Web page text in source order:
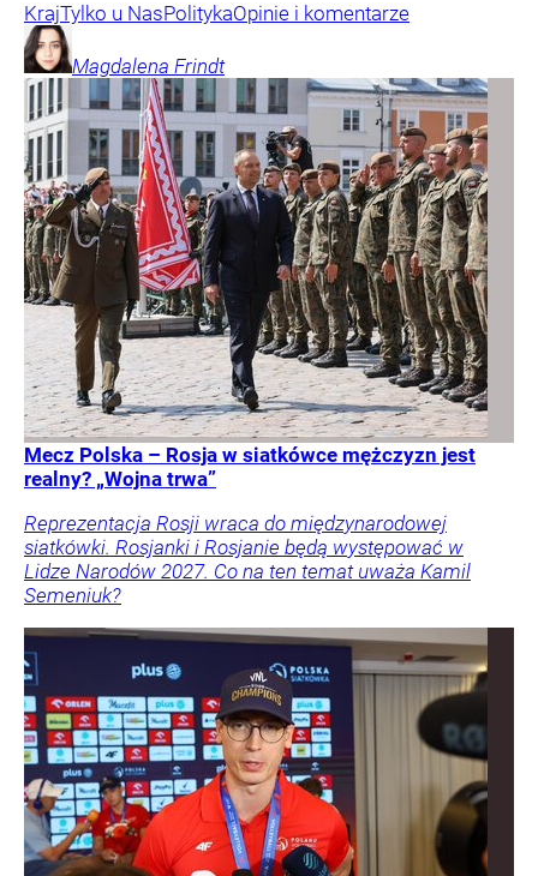
KrajTylko u NasPolitykaOpinie i komentarze
Magdalena Frindt
Mecz Polska – Rosja w siatkówce mężczyzn jest
realny? „Wojna trwa”
Reprezentacja Rosji wraca do międzynarodowej
siatkówki. Rosjanki i Rosjanie będą występować w
Lidze Narodów 2027. Co na ten temat uważa Kamil
Semeniuk?